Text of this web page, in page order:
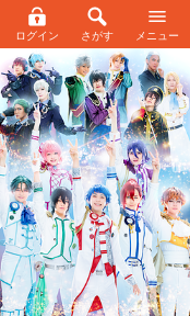
ログイン さがす メニュー